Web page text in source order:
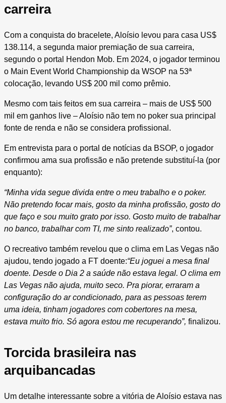
carreira
Com a conquista do bracelete, Aloísio levou para casa US$
138.114, a segunda maior premiação de sua carreira,
segundo o portal Hendon Mob. Em 2024, o jogador terminou
o Main Event World Championship da WSOP na 53ª
colocação, levando US$ 200 mil como prêmio.
Mesmo com tais feitos em sua carreira – mais de US$ 500
mil em ganhos live – Aloísio não tem no poker sua principal
fonte de renda e não se considera profissional.
Em entrevista para o portal de notícias da BSOP, o jogador
confirmou ama sua profissão e não pretende substituí-la (por
enquanto):
“Minha vida segue divida entre o meu trabalho e o poker.
Não pretendo focar mais, gosto da minha profissão, gosto do
que faço e sou muito grato por isso. Gosto muito de trabalhar
no banco, trabalhar com TI, me sinto realizado”, contou.
O recreativo também revelou que o clima em Las Vegas não
ajudou, tendo jogado a FT doente:“Eu joguei a mesa final
doente. Desde o Dia 2 a saúde não estava legal. O clima em
Las Vegas não ajuda, muito seco. Pra piorar, erraram a
configuração do ar condicionado, para as pessoas terem
uma ideia, tinham jogadores com cobertores na mesa,
estava muito frio. Só agora estou me recuperando”, finalizou.
Torcida brasileira nas
arquibancadas
Um detalhe interessante sobre a vitória de Aloísio estava nas